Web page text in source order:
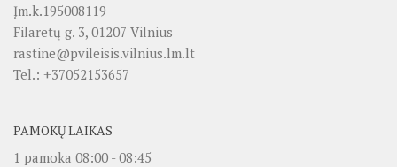
Įm.k.195008119
Filaretų g. 3, 01207 Vilnius
rastine@pvileisis.vilnius.lm.lt
Tel.: +37052153657
PAMOKŲ LAIKAS
1 pamoka 08:00 - 08:45